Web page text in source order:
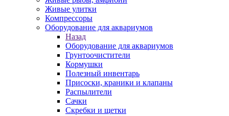
Живые улитки
Компрессоры
Оборудование для аквариумов
Назад
Оборудование для аквариумов
Грунтоочистители
Кормушки
Полезный инвентарь
Присоски, краники и клапаны
Распылители
Сачки
Скребки и щетки